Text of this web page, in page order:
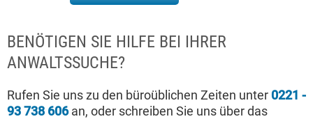
BENÖTIGEN SIE HILFE BEI IHRER
ANWALTSSUCHE?
Rufen Sie uns zu den büroüblichen Zeiten unter 0221 -
93 738 606an, oder schreiben Sie uns über das